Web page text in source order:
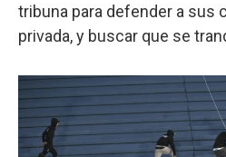
tribuna para defender a sus
privada, y buscar que se